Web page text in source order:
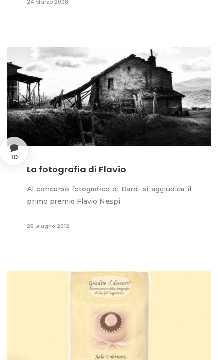
24 Marzo 2008
10
La fotografia di Flavio
Al concorso fotografico di Bardi si aggiudica il
primo premio Flavio Nespi
25 Giugno 2012